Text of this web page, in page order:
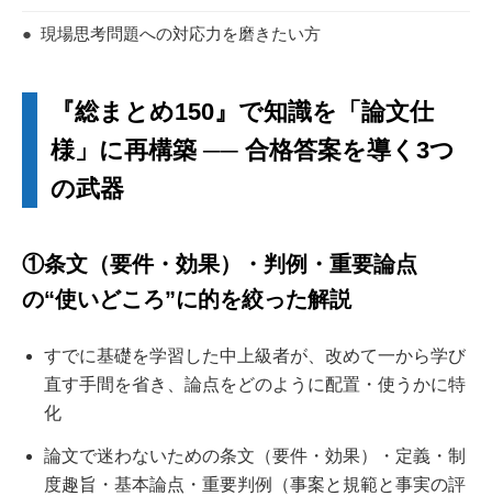
● 現場思考問題への対応力を磨きたい方
『総まとめ150』で知識を「論文仕
様」に再構築 ── 合格答案を導く3つ
の武器
①条文（要件・効果）・判例・重要論点
の“使いどころ”に的を絞った解説
すでに基礎を学習した中上級者が、改めて一から学び
直す手間を省き、論点をどのように配置・使うかに特
化
論文で迷わないための条文（要件・効果）・定義・制
度趣旨・基本論点・重要判例（事案と規範と事実の評